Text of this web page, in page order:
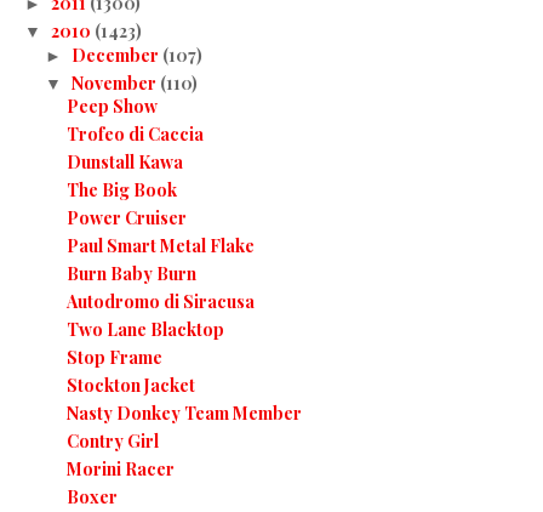
►
▼ 2010 (1423)
► December (107)
▼ November (110)
Peep Show
Trofeo di Caccia
Dunstall Kawa
The Big Book
Power Cruiser
Paul Smart Metal Flake
Burn Baby Burn
Autodromo di Siracusa
Two Lane Blacktop
Stop Frame
Stockton Jacket
Nasty Donkey Team Member
Contry Girl
Morini Racer
Boxer